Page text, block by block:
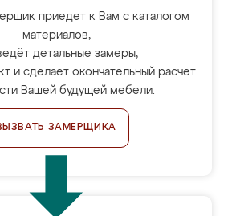
приедет к Вам с каталогом
материалов,
детальные замеры,
и сделает окончательный расчёт
Вашей будущей мебели.
ЗАМЕРЩИКА